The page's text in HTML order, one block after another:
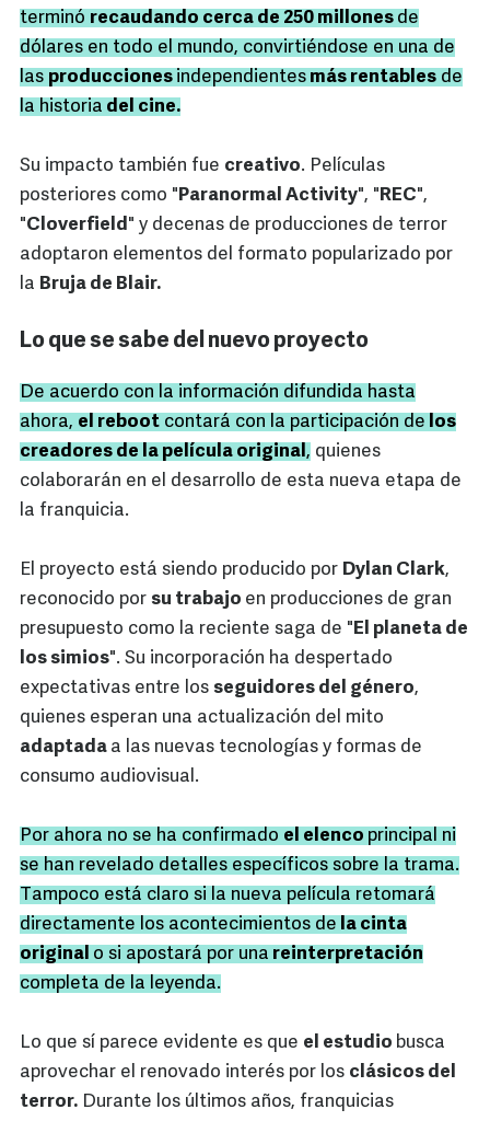
terminó recaudando cerca de 250 millones de
dólares en todo el mundo, convirtiéndose en una de
las producciones independientes más rentables de
la historia del cine.
Su impacto también fue creativo. Películas
posteriores como "Paranormal Activity", "REC",
"Cloverfield" y decenas de producciones de terror
adoptaron elementos del formato popularizado por
la Bruja de Blair.
Lo que se sabe del nuevo proyecto
De acuerdo con la información difundida hasta
ahora, el reboot contará con la participación de los
creadores de la película original, quienes
colaborarán en el desarrollo de esta nueva etapa de
la franquicia.
El proyecto está siendo producido por Dylan Clark,
reconocido por su trabajo en producciones de gran
presupuesto como la reciente saga de "El planeta de
los simios". Su incorporación ha despertado
expectativas entre los seguidores del género,
quienes esperan una actualización del mito
adaptada a las nuevas tecnologías y formas de
consumo audiovisual.
Por ahora no se ha confirmado el elenco principal ni
se han revelado detalles específicos sobre la trama.
Tampoco está claro si la nueva película retomará
directamente los acontecimientos de la cinta
original o si apostará por una reinterpretación
completa de la leyenda.
Lo que sí parece evidente es que el estudio busca
aprovechar el renovado interés por los clásicos del
terror. Durante los últimos años, franquicias